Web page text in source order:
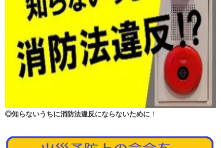
◎知らないうちに消防法違反にならないために ！